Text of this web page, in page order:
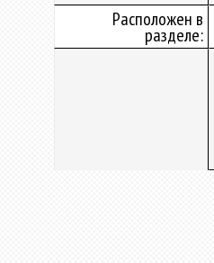
Расположен в
разделе: